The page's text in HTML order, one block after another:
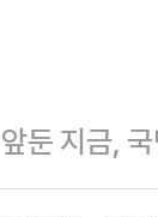
둔 지금,
먼저 보는